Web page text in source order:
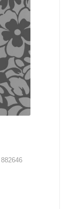
882646